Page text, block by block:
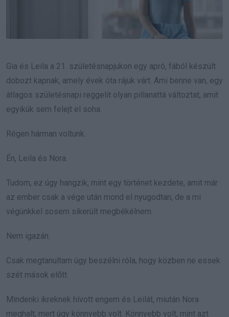
Gia és Leila a 21. születésnapjukon egy apró, fából készült
dobozt kapnak, amely évek óta rájuk várt. Ami benne van, egy
átlagos születésnapi reggelit olyan pillanattá változtat, amit
egyikük sem felejt el soha.
Régen hárman voltunk.
Én, Leila és Nora.
Tudom, ez úgy hangzik, mint egy történet kezdete, amit már
az ember csak a vége után mond el nyugodtan, de a mi
végünkkel sosem sikerült megbékélnem.
Nem igazán.
Csak megtanultam úgy beszélni róla, hogy közben ne essek
szét mások előtt.
Mindenki ikreknek hívott engem és Leilát, miután Nora
meghalt, mert úgy könnyebb volt. Könnyebb volt, mint azt